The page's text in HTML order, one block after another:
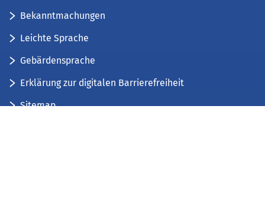
Bekanntmachungen
Leichte Sprache
Gebärdensprache
Erklärung zur digitalen Barrierefreiheit
Sitemap